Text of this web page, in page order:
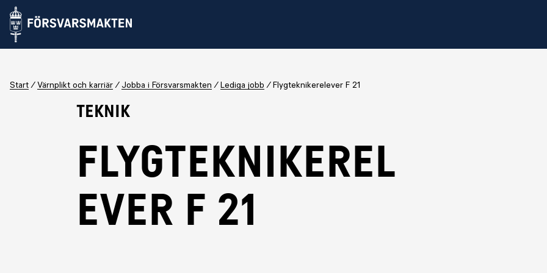
Start Värnplikt och karriär Jobba i Försvarsmakten Lediga jobb Flygteknikerelever F 21
Teknik
Flygteknikerel
ever F 21